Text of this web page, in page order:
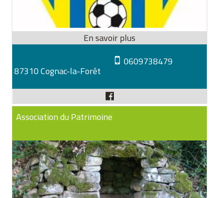
87310 Cognac-la-Forêt
0609738479
Association du Patrimoine